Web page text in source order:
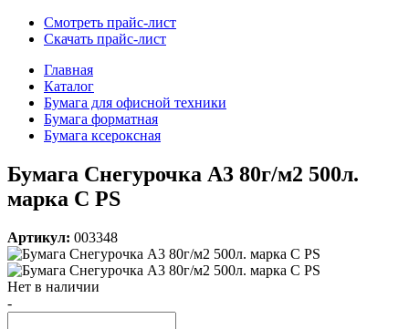
Смотреть прайс-лист
Скачать прайс-лист
Главная
Каталог
Бумага для офисной техники
Бумага форматная
Бумага ксероксная
Бумага Снегурочка А3 80г/м2 500л.
марка С PS
Артикул: 003348
Нет в наличии
-